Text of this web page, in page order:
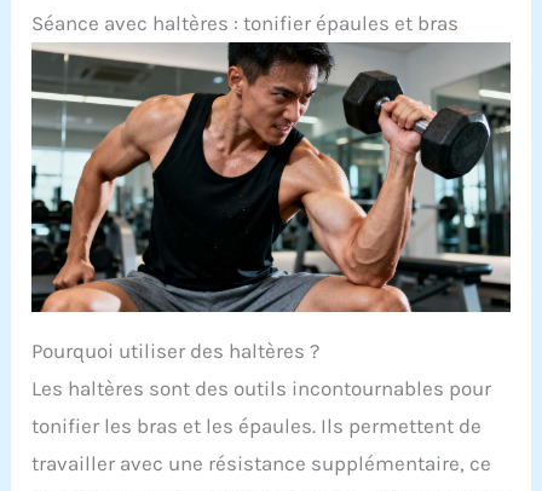
Séance avec haltères : tonifier épaules et bras
Pourquoi utiliser des haltères ?
Les haltères sont des outils incontournables pour
tonifier les bras et les épaules. Ils permettent de
travailler avec une résistance supplémentaire, ce